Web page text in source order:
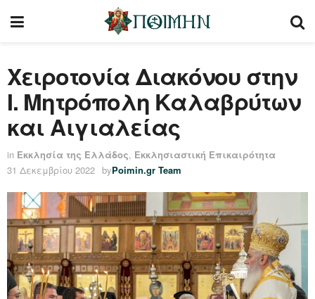
Χειροτονία Διακόνου στην
Ι. Μητρόπολη Καλαβρύτων
και Αιγιαλείας
in Εκκλησία της Ελλάδος, Εκκλησιαστική Επικαιρότητα
31 Δεκεμβρίου 2022 byPoimin.gr Team